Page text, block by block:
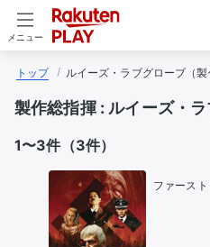
メニュー
トップ ルイーズ・ラブグローブ（製
製作総指揮 : ルイーズ・
1〜3件（3件）
ファース